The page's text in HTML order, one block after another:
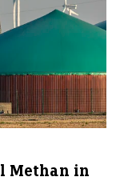
Methan in